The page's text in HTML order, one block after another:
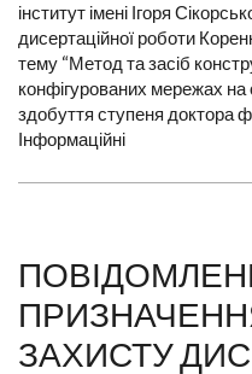
інститут імені Ігоря
дисертаційної роботи
тему “Метод та засіб
конфігурованих мережах на
здобуття ступеня доктора
Інформаційні
ЗАХИСТУ